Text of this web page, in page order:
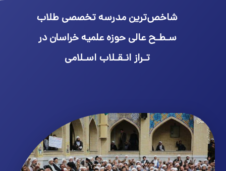
شاخص‌ترین مدرسه تخصصی طلاب
سـطـح عالی حوزه علمیه خراسان در
تـراز انـقـلاب اسـلامی